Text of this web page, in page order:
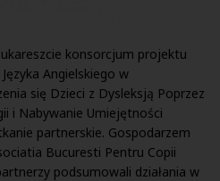
konsorcjum projektu
Angielskiego w
się Dzieci z Dysleksją Poprzez
i Nabywanie Umiejętności
partnerskie. Gospodarzem
Bucuresti Pentru Copii
podsumowali działania w